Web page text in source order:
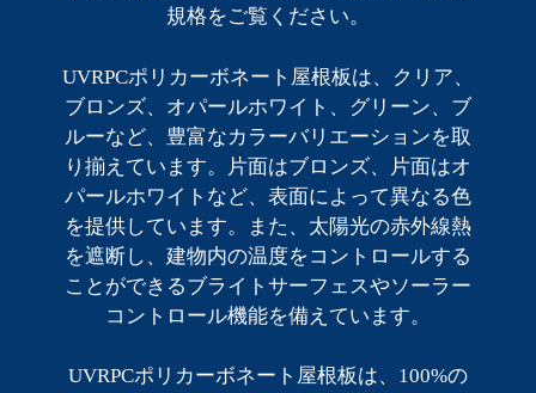
規格をご覧ください。
UVRPCポリカーボネート屋根板は、クリア、
ブロンズ、オパールホワイト、グリーン、ブ
ルーなど、豊富なカラーバリエーションを取
り揃えています。片面はブロンズ、片面はオ
パールホワイトなど、表面によって異なる色
を提供しています。また、太陽光の赤外線熱
を遮断し、建物内の温度をコントロールする
ことができるブライトサーフェスやソーラー
コントロール機能を備えています。
UVRPCポリカーボネート屋根板は、100%の